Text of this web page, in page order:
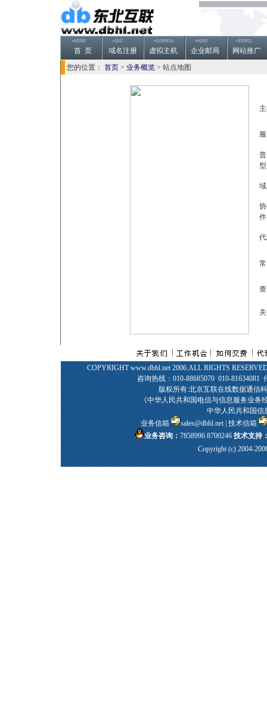
首 页 域名注册 虚拟主机 企业邮局
网站推广
您的位置： 首页 > 业务概览 > 站点地图
COPYRIGHT www.dbhl.net 2006.ALL RIGHTS
咨询热线：010-88685070 010-81634081
版权所有:北京互联在线数据通信
《中华人民共和国电信与信息服务业务
中华人民共和国信
业务信箱
sales@dbhl.net| 技术信箱
业务咨询：7858996 8700246技术支持
Copyright (c) 2004-